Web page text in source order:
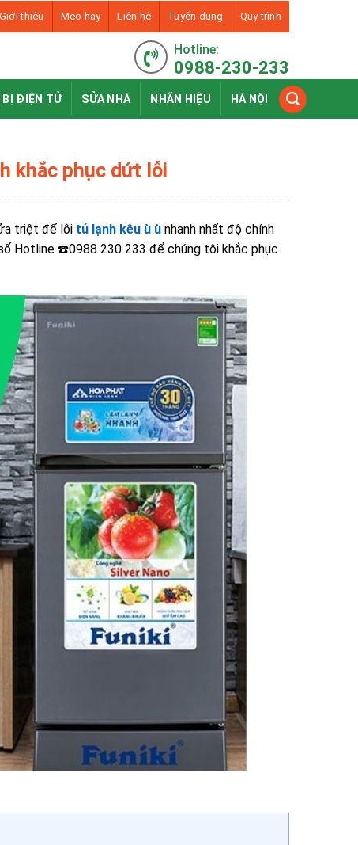
Giới thiệu Mẹo hay Liên hệ Tuyển dụng Quy trình
Hotline:
0988-230-233
BỊ ĐIỆN TỬ SỬA NHÀ NHÃN HIỆU HÀ NỘI
khắc phục dứt lỗi
triệt để lỗi tủ lạnh kêu ù ùnhanh nhất độ chính
Hotline ☎️0988 230 233 để chúng tôi khắc phục